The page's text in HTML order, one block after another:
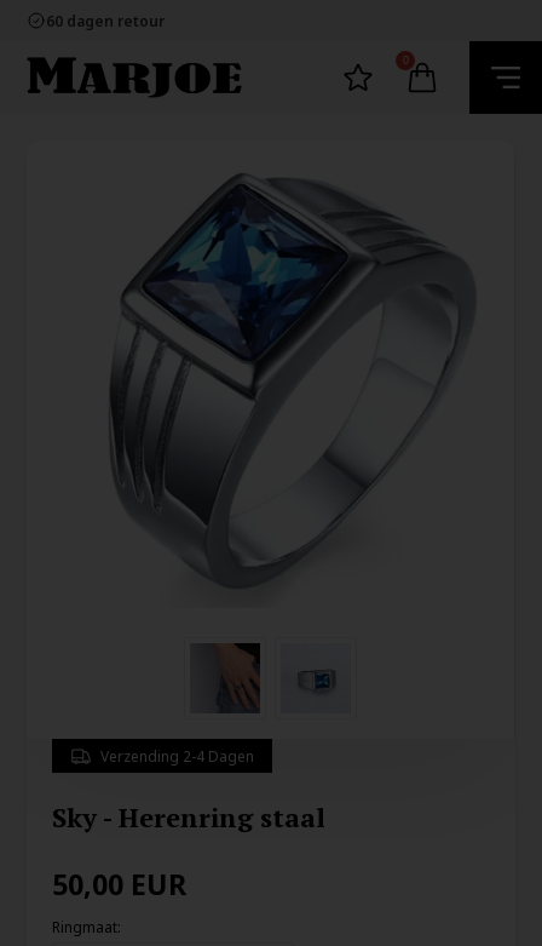
60 dagen retour
Ecommerce Europe
100% nikkelvrij sieraden
60 dagen retour
0
Verzending 2-4 Dagen
Sky - Herenring staal
50,00 EUR
Ringmaat: